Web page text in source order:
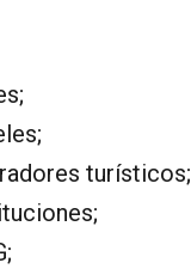
turísticos;